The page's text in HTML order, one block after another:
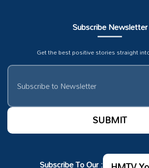
Subscribe Newsletter
Get the best positive stories straight
Subscribe To Our :